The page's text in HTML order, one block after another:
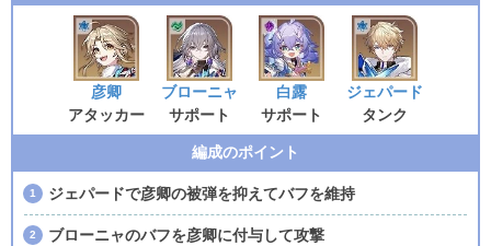
彦卿
アタッカー
ブローニャ
サポート
白露
サポート
ジェパード
タンク
編成のポイント
ジェパードで彦卿の被弾を抑えてバフを維持
ブローニャのバフを彦卿に付与して攻撃